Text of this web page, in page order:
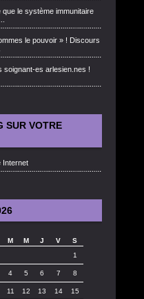
le système immunitaire
le pouvoir » ! Discours
soignant-es arlesien.nes !
SUR VOTRE
Internet
M M J V
S
1
4 5 6 7 8
11 12 13 14 15